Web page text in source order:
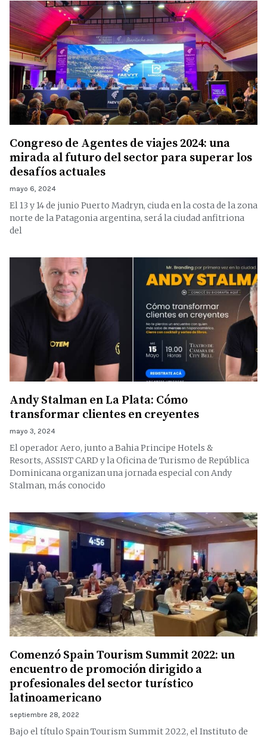
Congreso de Agentes de viajes 2024: una
mirada al futuro del sector para superar los
desafíos actuales
mayo 6, 2024
El 13 y 14 de junio Puerto Madryn, ciuda en la costa de la zona
norte de la Patagonia argentina, será la ciudad anfitriona
del
Andy Stalman en La Plata: Cómo
transformar clientes en creyentes
mayo 3, 2024
El operador Aero, junto a Bahia Principe Hotels &
Resorts, ASSIST CARD y la Oficina de Turismo de República
Dominicana organizan una jornada especial con Andy
Stalman, más conocido
Comenzó Spain Tourism Summit 2022: un
encuentro de promoción dirigido a
profesionales del sector turístico
latinoamericano
septiembre 28, 2022
Bajo el título Spain Tourism Summit 2022, el Instituto de